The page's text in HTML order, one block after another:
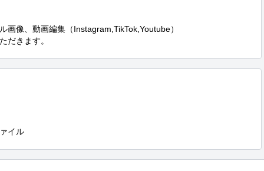
画像、動画編集（Instagram,TikTok,Youtube）
だきます。
イル